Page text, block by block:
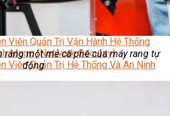
Nhân Sự Chuyên Nghiệp
Lý Cấp Trung Chuyên Nghiệp
Tin
Viên Quản Trị Vận Hành Hệ Thống
Mạng (Network Security)
Viên Quản Trị Hệ Thống Và An Ninh
rang một mẻ cà phê của máy rang tự
động